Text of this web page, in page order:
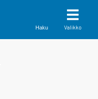
Haku Valikko